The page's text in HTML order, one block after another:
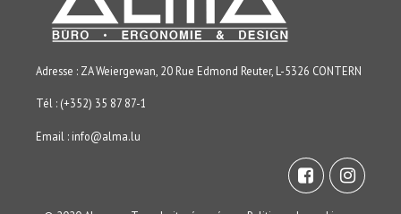
Adresse : ZA Weiergewan, 20 Rue Edmond Reuter, L-5326 CONTERN
Tél : (+352) 35 87 87-1
Email : info@alma.lu